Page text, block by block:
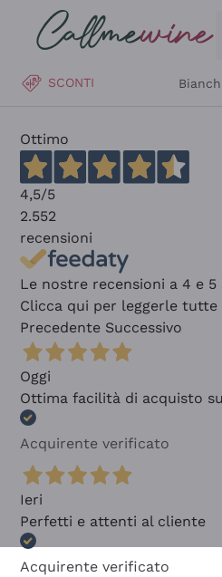
Salta al contenuto principale
SCONTI
Ottimo
4,5/5
2.552
recensioni
Le nostre recensioni a 4 e 5
Clicca qui per leggerle tutte
Precedente Successivo
Oggi
Ottima facilità di acquisto
Acquirente verificato
Ieri
Perfetti e attenti al cliente
Acquirente verificato